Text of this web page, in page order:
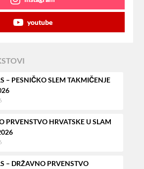
youtube
– PESNIČKO SLEM TAKMIČENJE
PRVENSTVO HRVATSKE U SLAM
– DRŽAVNO PRVENSTVO